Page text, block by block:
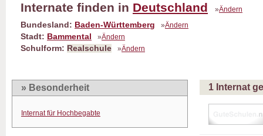
Internate finden in Deutschland »Ändern
Bundesland: Baden-Württemberg »Ändern
Stadt: Bammental »Ändern
Schulform: Realschule »Ändern
» Besonderheit
Internat für Hochbegabte
1 Internat